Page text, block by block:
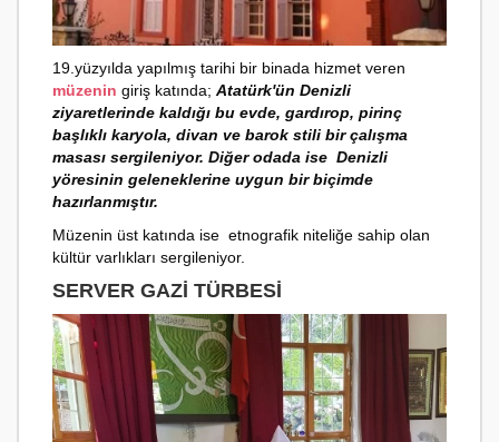
19.yüzyılda yapılmış tarihi bir binada hizmet veren
müzenin giriş katında; Atatürk'ün Denizli
ziyaretlerinde kaldığı bu evde, gardırop, pirinç
başlıklı karyola, divan ve barok stili bir çalışma
masası sergileniyor. Diğer odada ise Denizli
yöresinin geleneklerine uygun bir biçimde
hazırlanmıştır.
Müzenin üst katında ise etnografik niteliğe sahip olan
kültür varlıkları sergileniyor.
SERVER GAZI TÜRBESI